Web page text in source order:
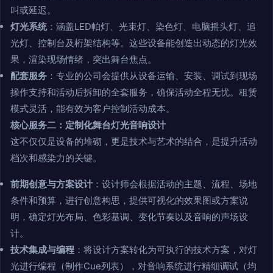
叫或延迟。
灯光系统：涵盖LED帕灯、光束灯、染色灯、电脑摇头灯、追
光灯、控制台及桁架结构等。这些设备能创造出动态的灯光效
果，渲染现场情绪，突出舞台焦点。
配套服务 ：专业的公司会提供从设备运输、安装、调试到现场
操作支持和活动后拆卸的全套服务，确保活动全程无忧。租赁
模式灵活，能有效为客户控制活动成本。
核心服务二：定制化舞台灯光音响设计
这不仅仅是设备的堆砌，更是技术与艺术的结合，是提升活动
档次和感染力的关键。
前期创意与方案设计 ：设计师会根据活动的主题、流程、场地
条件和预算，进行创意构思，提供可视化的效果图或方案说
明，确定灯光布局、色彩基调、变化节奏以及音响的声场设
计。
技术集成与编程 ：将设计方案转化为可执行的技术方案，对灯
光进行编程（制作Cue列表），对音响系统进行精细调试（均